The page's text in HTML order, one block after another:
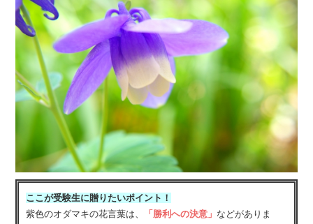
ここが受験生に贈りたいポイント！
紫色のオダマキの花言葉は、
「勝利への決意」 などがありま